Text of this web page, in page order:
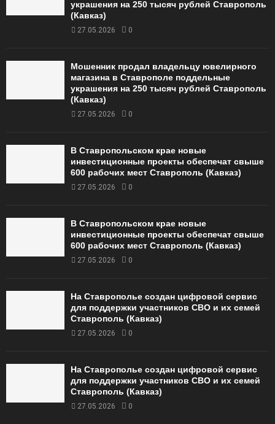
украшения на 250 тысяч рублей Ставрополь
(Кавказ)
27.05.2026 0
Мошенник продал владельцу ювелирного
магазина в Ставрополе поддельные
украшения на 250 тысяч рублей Ставрополь
(Кавказ)
27.05.2026 0
В Ставропольском крае новые
инвестиционные проекты обеспечат свыше
600 рабочих мест Ставрополь (Кавказ)
27.05.2026 0
В Ставропольском крае новые
инвестиционные проекты обеспечат свыше
600 рабочих мест Ставрополь (Кавказ)
27.05.2026 0
На Ставрополье создан цифровой сервис
для поддержки участников СВО и их семей
Ставрополь (Кавказ)
27.05.2026 0
На Ставрополье создан цифровой сервис
для поддержки участников СВО и их семей
Ставрополь (Кавказ)
27.05.2026 0